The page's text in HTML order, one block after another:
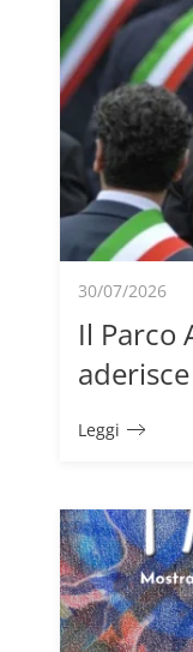
30/07/2026
Il Parco
Leggi